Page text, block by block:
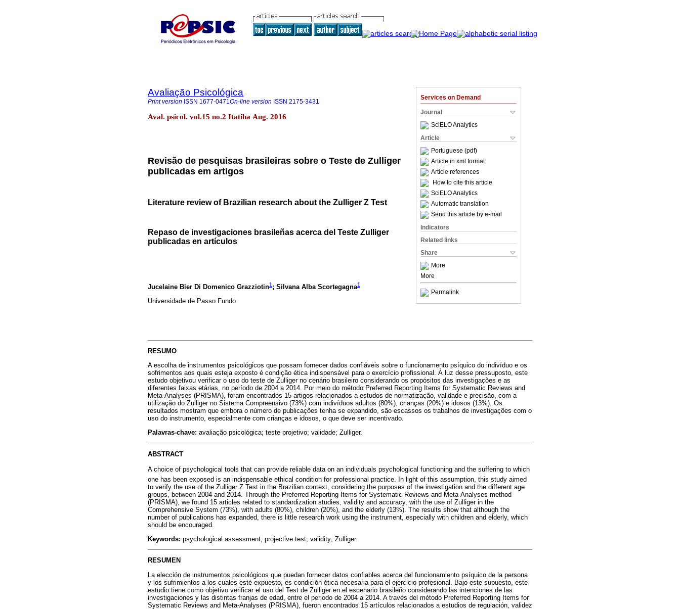
Services on Demand
Journal
SciELO Analytics
Article
Portuguese (pdf)
Article in xml format
Article references
How to cite this article
SciELO Analytics
Automatic translation
Send this article by e-mail
Indicators
Related links
Share
More
More
Permalink
Avaliação Psicológica
Print version ISSN 1677-0471On-line version ISSN 2175-3431
Aval. psicol. vol.15 no.2 Itatiba Aug. 2016
Revisão de pesquisas brasileiras sobre o Teste de Zulliger
publicadas em artigos
Literature review of Brazilian research about the Zulliger Z Test
Repaso de investigaciones brasileñas acerca del Teste Zulliger
publicadas en artículos
Jucelaine Bier Di Domenico Grazziotin1; Silvana Alba Scortegagna1
Universidade de Passo Fundo
RESUMO
A escolha de instrumentos psicológicos que possam fornecer dados confiáveis sobre o funcionamento psíquico do indivíduo e os
sofrimentos aos quais esteja exposto é condição ética indispensável para o exercício profissional. À luz desse pressuposto, este
estudo objetivou verificar o uso do teste de Zulliger no cenário brasileiro considerando os propósitos das investigações e as
diferentes faixas etárias, no período de 2004 a 2014. Por meio do método Preferred Reporting Items for Systematic Reviews and
Meta-Analyses (PRISMA), foram encontrados 15 artigos relacionados a estudos de normatização, validade e precisão, com a
utilização do Zulliger no Sistema Compreensivo (73%) com indivíduos adultos (80%), crianças (20%) e idosos (13%). Os
resultados mostram que embora o número de publicações tenha se expandido, são escassos os trabalhos de investigações com o
uso do instrumento, especialmente com crianças e idosos, o que deve ser incentivado.
Palavras-chave: avaliação psicológica; teste projetivo; validade; Zulliger.
ABSTRACT
A choice of psychological tools that can provide reliable data on an individuals psychological functioning and the suffering to which
one has been exposed is an indispensable ethical condition for professional practice. In light of this assumption, this study aimed
to verify the use of the Zulliger Z Test in the Brazilian context, considering the purposes of the investigation and the different age
groups, between 2004 and 2014. Through the Preferred Reporting Items for Systematic Reviews and Meta-Analyses method
(PRISMA), we found 15 articles related to standardization studies, validity and accuracy, with the use of Zulliger in the
Comprehensive System (73%), with adults (80%), children (20%), and the elderly (13%). The results show that although the
number of publications has expanded, there is little research work using the instrument, especially with children and elderly, which
should be encouraged.
Keywords: psychological assessment; projective test; validity; Zulliger.
RESUMEN
La elección de instrumentos psicológicos que puedan fornecer datos confiables acerca del funcionamiento psíquico de la persona
y los sufrimientos a los cuales esté expuesto, es condición ética necesaria para el ejercicio profesional. Bajo este supuesto, este
estudio tiene como objetivo verificar el uso del Test de Zulliger en el escenario brasileño considerando las intenciones de las
investigaciones y las distintas franjas de edad, entre el periodo de 2004 a 2014. A través del método Preferred Reporting Items for
Systematic Reviews and Meta-Analyses (PRISMA), fueron encontrados 15 artículos relacionados a estudios de regulación, validez